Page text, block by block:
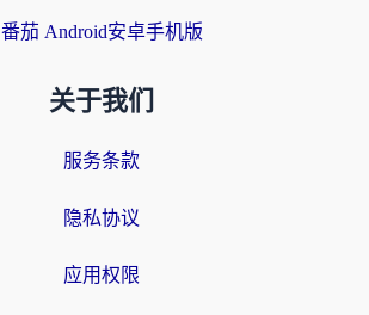
番茄 Android安卓手机版
关于我们
服务条款
隐私协议
应用权限